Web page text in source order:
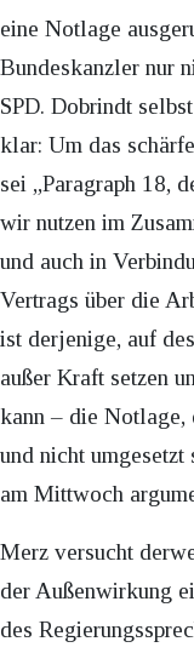
eine Notlage
Bundeskanzler nur
SPD. Dobrindt
klar: Um das
sei „Paragraph 18,
wir nutzen im
und auch in
Vertrags über die
ist derjenige, auf
außer Kraft setzen
kann – die Notlage,
und nicht
am Mittwoch
Merz versucht
der Außenwirkung
des